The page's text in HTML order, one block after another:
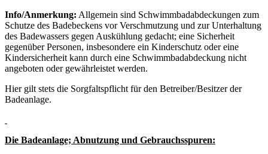
Info/Anmerkung: Allgemein sind Schwimmbadabdeckungen zum
Schutze des Badebeckens vor Verschmutzung und zur Unterhaltung
des Badewassers gegen Auskühlung gedacht; eine Sicherheit
gegenüber Personen, insbesondere ein Kinderschutz oder eine
Kindersicherheit kann durch eine Schwimmbadabdeckung nicht
angeboten oder gewährleistet werden.
Hier gilt stets die Sorgfaltspflicht für den Betreiber/Besitzer der
Badeanlage.
Die Badeanlage; Abnutzung und Gebrauchsspuren: